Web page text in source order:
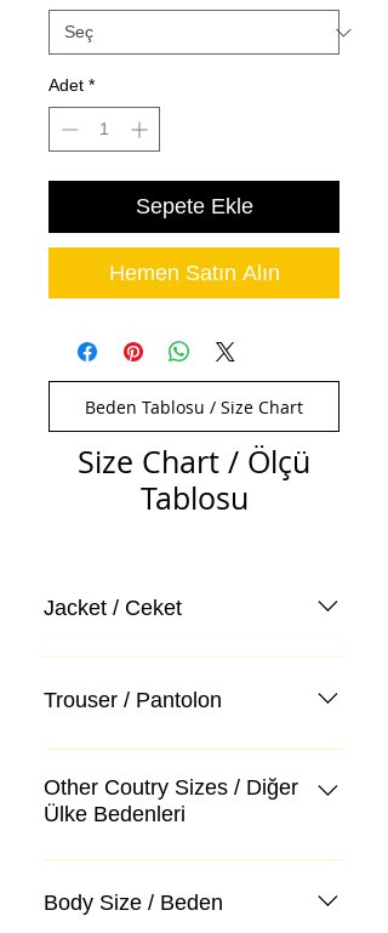
Adet *
Sepete Ekle
Hemen Satın Alın
Beden Tablosu / Size Chart
Size Chart / Ölçü
Tablosu
Jacket / Ceket
Trouser / Pantolon
Other Coutry Sizes / Diğer
Ülke Bedenleri
Body Size / Beden